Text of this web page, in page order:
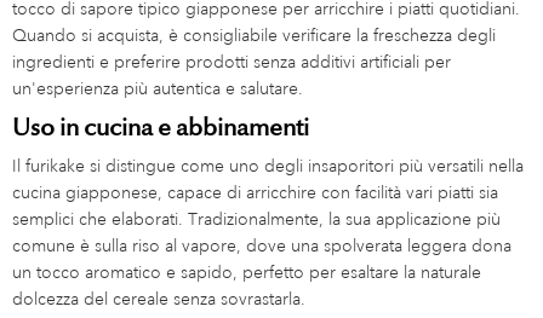
tocco di sapore tipico giapponese per arricchire i piatti quotidiani.
Quando si acquista, è consigliabile verificare la freschezza degli
ingredienti e preferire prodotti senza additivi artificiali per
un'esperienza più autentica e salutare.
Uso in cucina e abbinamenti
Il furikake si distingue come uno degli insaporitori più versatili nella
cucina giapponese, capace di arricchire con facilità vari piatti sia
semplici che elaborati. Tradizionalmente, la sua applicazione più
comune è sulla riso al vapore, dove una spolverata leggera dona
un tocco aromatico e sapido, perfetto per esaltare la naturale
dolcezza del cereale senza sovrastarla.